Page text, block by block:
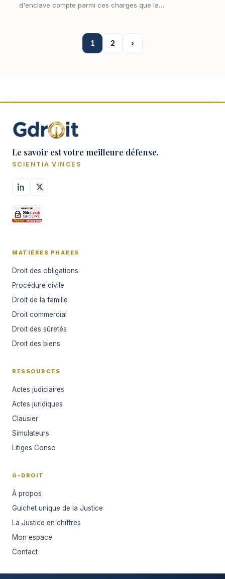
d'enclave compte parmi ces charges que la
1 2 ›
Le savoir est votre meilleure défense.
SCIENTIA VINCES
MATIÈRES PHARES
Droit des obligations
Procédure civile
Droit de la famille
Droit commercial
Droit des sûretés
Droit des biens
RESSOURCES
Actes judiciaires
Actes juridiques
Clausier
Simulateurs
Litiges Conso
G-DROIT
À propos
Guichet unique de la Justice
La Justice en chiffres
Mon espace
Contact